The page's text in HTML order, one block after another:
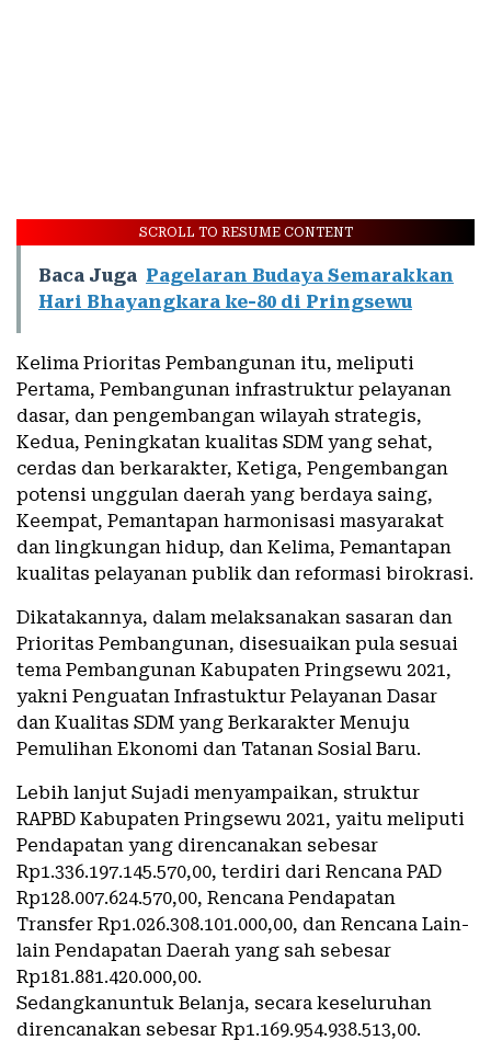
SCROLL TO RESUME CONTENT
Baca Juga Pagelaran Budaya Semarakkan
Hari Bhayangkara ke-80 di Pringsewu
Kelima Prioritas Pembangunan itu, meliputi
Pertama, Pembangunan infrastruktur pelayanan
dasar, dan pengembangan wilayah strategis,
Kedua, Peningkatan kualitas SDM yang sehat,
cerdas dan berkarakter, Ketiga, Pengembangan
potensi unggulan daerah yang berdaya saing,
Keempat, Pemantapan harmonisasi masyarakat
dan lingkungan hidup, dan Kelima, Pemantapan
kualitas pelayanan publik dan reformasi birokrasi.
Dikatakannya, dalam melaksanakan sasaran dan
Prioritas Pembangunan, disesuaikan pula sesuai
tema Pembangunan Kabupaten Pringsewu 2021,
yakni Penguatan Infrastuktur Pelayanan Dasar
dan Kualitas SDM yang Berkarakter Menuju
Pemulihan Ekonomi dan Tatanan Sosial Baru.
Lebih lanjut Sujadi menyampaikan, struktur
RAPBD Kabupaten Pringsewu 2021, yaitu meliputi
Pendapatan yang direncanakan sebesar
Rp1.336.197.145.570,00, terdiri dari Rencana PAD
Rp128.007.624.570,00, Rencana Pendapatan
Transfer Rp1.026.308.101.000,00, dan Rencana Lain-
lain Pendapatan Daerah yang sah sebesar
Rp181.881.420.000,00.
Sedangkanuntuk Belanja, secara keseluruhan
direncanakan sebesar Rp1.169.954.938.513,00.